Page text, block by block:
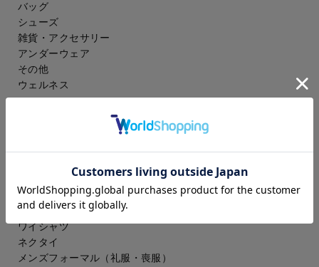
バッグ
シューズ
雑貨・アクセサリー
アンダーウェア
その他
ウェルネス
スラックス
アイシャツ
ワイシャツ
ネクタイ
メンズフォーマル （礼服・喪服）